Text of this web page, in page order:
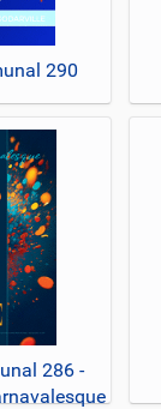
290
286 -